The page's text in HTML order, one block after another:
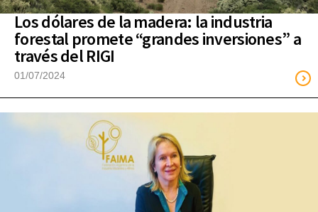
Los dólares de la madera: la industria
forestal promete “grandes inversiones” a
través del RIGI
01/07/2024